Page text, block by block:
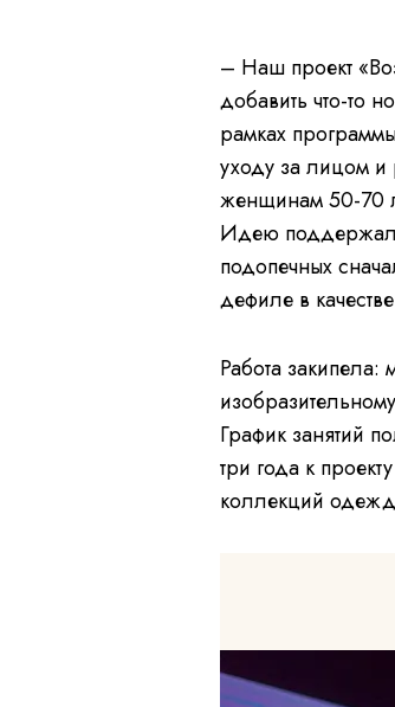
– Наш проект
добавить что-то
рамках
уходу за лицом и
женщинам 50-70
Идею
подопечных
дефиле в
Работа
График занятий
три года к
коллекций